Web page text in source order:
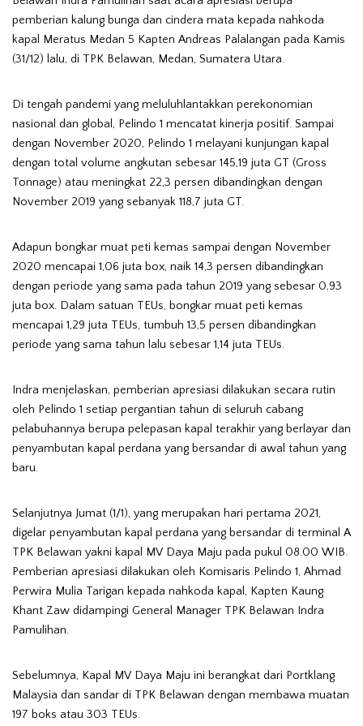
pemberian kalung bunga dan cindera mata kepada nahkoda
kapal Meratus Medan 5 Kapten Andreas Palalangan pada Kamis
(31/12) lalu, di TPK Belawan, Medan, Sumatera Utara.
Di tengah pandemi yang meluluhlantakkan perekonomian
nasional dan global, Pelindo 1 mencatat kinerja positif. Sampai
dengan November 2020, Pelindo 1 melayani kunjungan kapal
dengan total volume angkutan sebesar 145,19 juta GT (Gross
Tonnage) atau meningkat 22,3 persen dibandingkan dengan
November 2019 yang sebanyak 118,7 juta GT.
Adapun bongkar muat peti kemas sampai dengan November
2020 mencapai 1,06 juta box, naik 14,3 persen dibandingkan
dengan periode yang sama pada tahun 2019 yang sebesar 0,93
juta box. Dalam satuan TEUs, bongkar muat peti kemas
mencapai 1,29 juta TEUs, tumbuh 13,5 persen dibandingkan
periode yang sama tahun lalu sebesar 1,14 juta TEUs.
Indra menjelaskan, pemberian apresiasi dilakukan secara rutin
oleh Pelindo 1 setiap pergantian tahun di seluruh cabang
pelabuhannya berupa pelepasan kapal terakhir yang berlayar dan
penyambutan kapal perdana yang bersandar di awal tahun yang
baru.
Selanjutnya Jumat (1/1), yang merupakan hari pertama 2021,
digelar penyambutan kapal perdana yang bersandar di terminal A
TPK Belawan yakni kapal MV Daya Maju pada pukul 08.00 WIB.
Pemberian apresiasi dilakukan oleh Komisaris Pelindo 1, Ahmad
Perwira Mulia Tarigan kepada nahkoda kapal, Kapten Kaung
Khant Zaw didampingi General Manager TPK Belawan Indra
Pamulihan.
Sebelumnya, Kapal MV Daya Maju ini berangkat dari Portklang
Malaysia dan sandar di TPK Belawan dengan membawa muatan
197 boks atau 303 TEUs.